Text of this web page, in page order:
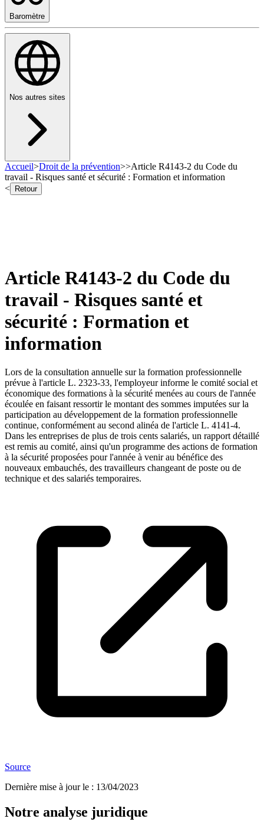
Baromètre
Nos autres sites
Accueil>Droit de la prévention>>Article R4143-2 du Code du
travail - Risques santé et sécurité : Formation et information
<
Retour
Article R4143-2 du Code du
travail - Risques santé et
sécurité : Formation et
information
Lors de la consultation annuelle sur la formation professionnelle
prévue à l'article L. 2323-33, l'employeur informe le comité social et
économique des formations à la sécurité menées au cours de l'année
écoulée en faisant ressortir le montant des sommes imputées sur la
participation au développement de la formation professionnelle
continue, conformément au second alinéa de l'article L. 4141-4.
Dans les entreprises de plus de trois cents salariés, un rapport détaillé
est remis au comité, ainsi qu'un programme des actions de formation
à la sécurité proposées pour l'année à venir au bénéfice des
nouveaux embauchés, des travailleurs changeant de poste ou de
technique et des salariés temporaires.
Source
Dernière mise à jour le : 13/04/2023
Notre analyse juridique